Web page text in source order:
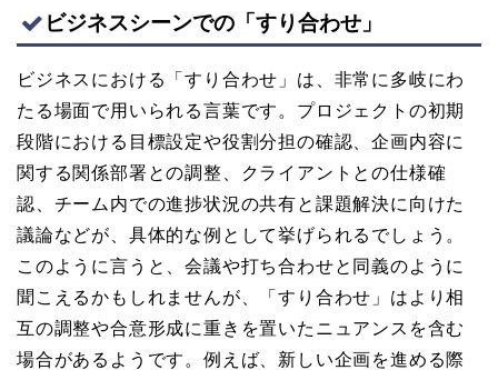
ビジネスシーンでの「すり合わせ」
ビジネスにおける「すり合わせ」は、非常に多岐にわ
たる場面で用いられる言葉です。プロジェクトの初期
段階における目標設定や役割分担の確認、企画内容に
関する関係部署との調整、クライアントとの仕様確
認、チーム内での進捗状況の共有と課題解決に向けた
議論などが、具体的な例として挙げられるでしょう。
このように言うと、会議や打ち合わせと同義のように
聞こえるかもしれませんが、「すり合わせ」はより相
互の調整や合意形成に重きを置いたニュアンスを含む
場合があるようです。例えば、新しい企画を進める際